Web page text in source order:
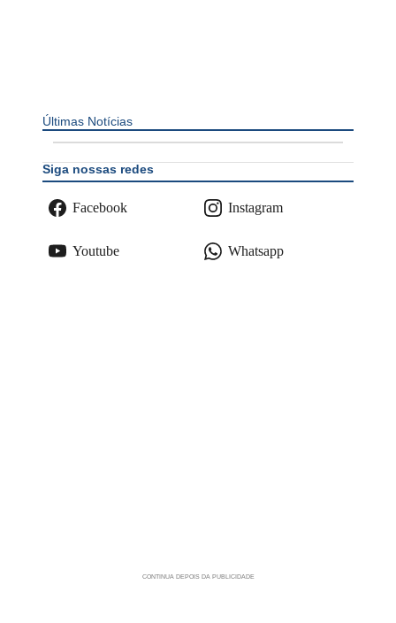
Últimas Notícias
Siga nossas redes
Facebook Instagram
Youtube Whatsapp